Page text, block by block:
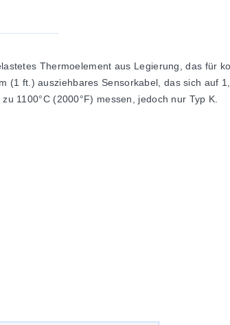
Thermoelement aus Legierung, das für
(1 ft.) ausziehbares Sensorkabel, das sich auf
1100°C (2000°F) messen, jedoch nur Typ K.
(SMPW) Stecker